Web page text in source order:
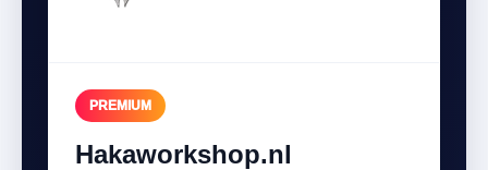
PREMIUM
Hakaworkshop.nl